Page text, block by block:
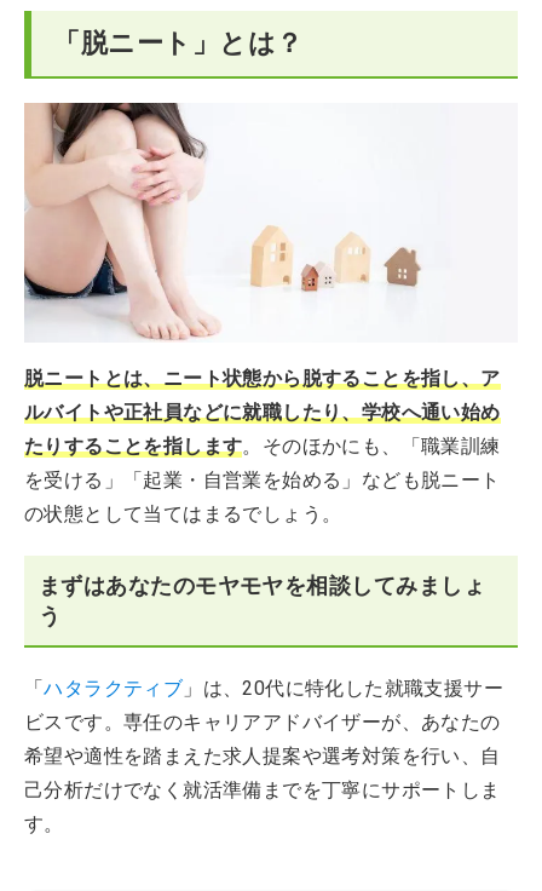
「脱ニート」とは？
脱ニートとは、ニート状態から脱することを指し、ア
ルバイトや正社員などに就職したり、学校へ通い始め
たりすることを指します。そのほかにも、「職業訓練
を受ける」「起業・自営業を始める」なども脱ニート
の状態として当てはまるでしょう。
まずはあなたのモヤモヤを相談してみましょ
う
「ハタラクティブ 」は、20代に特化した就職支援サー
ビスです。専任のキャリアアドバイザーが、あなたの
希望や適性を踏まえた求人提案や選考対策を行い、自
己分析だけでなく就活準備までを丁寧にサポートしま
す。